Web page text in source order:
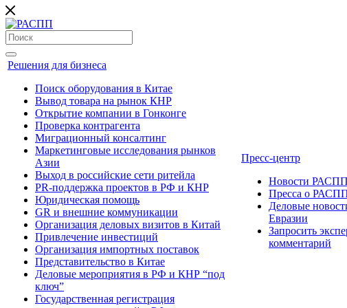
Решения для бизнеса
Поиск оборудования в Китае
Вывод товара на рынок КНР
Открытие компании в Гонконге
Проверка контрагента
Миграционный консалтинг
Маркетинговые исследования рынков
Азии
Выход в российские сети ритейла
PR-поддержка проектов в РФ и КНР
Юридическая помощь
GR и внешние коммуникации
Организация деловых визитов в Китай
Привлечение инвестиций
Организация импортных поставок
Представительство в Китае
Деловые мероприятия в РФ и КНР “под
ключ”
Государственная регистрация
Пресс-центр
Новости РАСПП
Пресса о
Деловые
Евразии
Запросить
комментарий